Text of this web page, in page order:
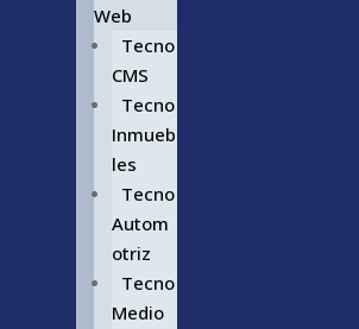
Web
Tecno
CMS
Tecno
Inmueb
les
Tecno
Autom
otriz
Tecno
Medio